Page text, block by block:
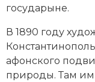
государыне.
В 1890 году
афонского
природы. Там